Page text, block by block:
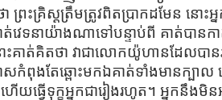
ា ព្រះគ្រិស្ដត្រឹមត្រូវពិតប្រាកដមែន
ត់វេទនាយ៉ាងណាទៅបន្ទាប់ពី គាត់ប
ះគាត់គិតថា វាជាលោកយ៉ូហានដែលប
ពុងតែឆ្ពោះមកឯគាត់ទាំងមានក្បាល
ើយធ្វើទុក្ខអ្នកជារៀងរហូត។ អ្នក